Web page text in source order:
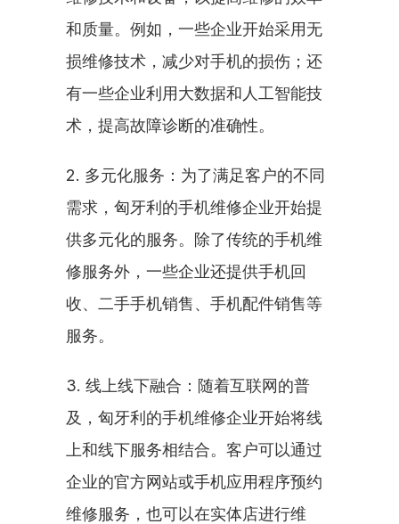
和质量。例如，一些企业开始采用无
损维修技术，减少对手机的损伤；还
有一些企业利用大数据和人工智能技
术，提高故障诊断的准确性。
2. 多元化服务：为了满足客户的不同
需求，匈牙利的手机维修企业开始提
供多元化的服务。除了传统的手机维
修服务外，一些企业还提供手机回
收、二手手机销售、手机配件销售等
服务。
3. 线上线下融合：随着互联网的普
及，匈牙利的手机维修企业开始将线
上和线下服务相结合。客户可以通过
企业的官方网站或手机应用程序预约
维修服务，也可以在实体店进行维